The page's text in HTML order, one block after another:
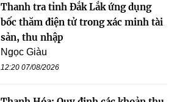
Thanh tra tỉnh Đắk Lắk ứng dụng
bốc thăm điện tử trong xác minh tài
sản, thu nhập
Ngọc Giàu
12:20 07/08/2026